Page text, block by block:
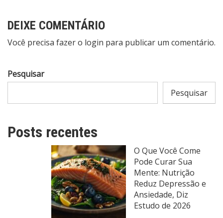
DEIXE COMENTÁRIO
Você precisa fazer o login para publicar um comentário.
Pesquisar
Pesquisar
Posts recentes
O Que Você Come
Pode Curar Sua
Mente: Nutrição
Reduz Depressão e
Ansiedade, Diz
Estudo de 2026